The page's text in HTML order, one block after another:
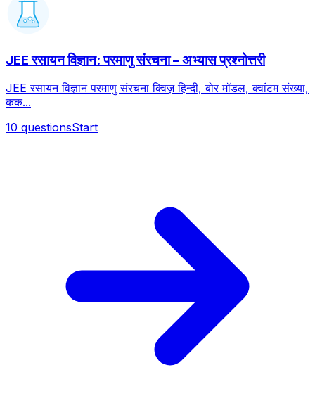
JEE रसायन विज्ञान: परमाणु संरचना – अभ्यास प्रश्नोत्तरी
JEE रसायन विज्ञान परमाणु संरचना क्विज़ हिन्दी, बोर मॉडल, क्वांटम संख्या,
कक...
10 questionsStart